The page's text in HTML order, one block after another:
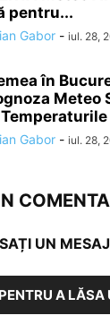
pentru...
Gabor - iul. 28,
în
Meteo
Gabor - iul. 28,
UN MESAJ
A LĂSA